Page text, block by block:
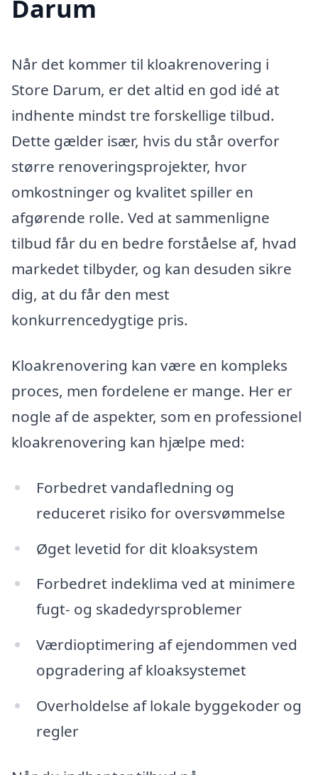
Darum
Når det kommer til kloakrenovering i
Store Darum, er det altid en god idé at
indhente mindst tre forskellige tilbud.
Dette gælder især, hvis du står overfor
større renoveringsprojekter, hvor
omkostninger og kvalitet spiller en
afgørende rolle. Ved at sammenligne
tilbud får du en bedre forståelse af, hvad
markedet tilbyder, og kan desuden sikre
dig, at du får den mest
konkurrencedygtige pris.
Kloakrenovering kan være en kompleks
proces, men fordelene er mange. Her er
nogle af de aspekter, som en professionel
kloakrenovering kan hjælpe med:
Forbedret vandafledning og
reduceret risiko for oversvømmelse
Øget levetid for dit kloaksystem
Forbedret indeklima ved at minimere
fugt- og skadedyrsproblemer
Værdioptimering af ejendommen ved
opgradering af kloaksystemet
Overholdelse af lokale byggekoder og
regler